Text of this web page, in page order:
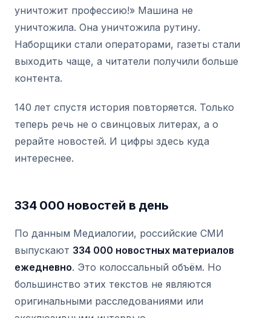
уничтожит профессию!» Машина не
уничтожила. Она уничтожила рутину.
Наборщики стали операторами, газеты стали
выходить чаще, а читатели получили больше
контента.
140 лет спустя история повторяется. Только
теперь речь не о свинцовых литерах, а о
рерайте новостей. И цифры здесь куда
интереснее.
334 000 новостей в день
По данным Медиалогии, российские СМИ
выпускают 334 000 новостных материалов
ежедневно. Это колоссальный объём. Но
большинство этих текстов не являются
оригинальными расследованиями или